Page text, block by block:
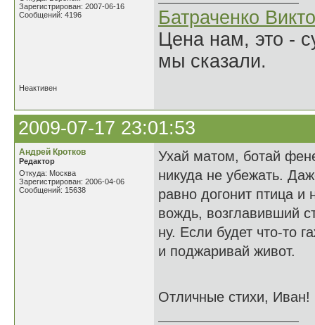
Зарегистрирован: 2007-06-16
Сообщений: 4196
Батраченко
Цена нам, это -
мы сказали.
Неактивен
2009-07-17 23:01:53
Андрей Кротков
Редактор
Откуда: Москва
Зарегистрирован: 2006-04-06
Сообщений: 15638
Ухай матом, ботай
никуда не убежать.
равно догонит птица
вождь, возглавивший
ну. Если будет что-то
и поджаривай живот.
Отличные стихи, Иван!